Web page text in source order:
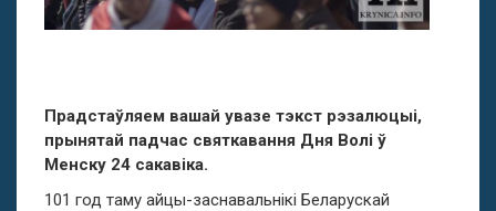
Прадстаўляем вашай увазе тэкст рэзалюцыі,
прынятай падчас святкавання Дня Волі ў
Менску 24 сакавіка.
101 год таму айцы-заснавальнікі Беларускай